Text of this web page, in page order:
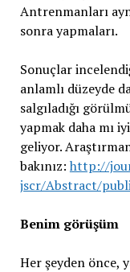
Antrenmanları
sonra yapmaları.
Sonuçlar
anlamlı düzeyde
salgıladığı
yapmak daha mı
geliyor.
bakınız: http://
jscr/Abstract/
Benim görüşüm
Her şeyden önce,